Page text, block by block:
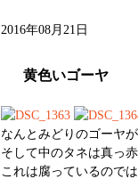
2016年08月21日
黄色いゴーヤ
なんとみどりのゴーヤ
そして中のタネは真っ
これは腐っているので